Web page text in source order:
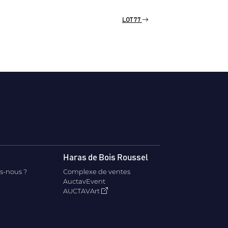
LOT 77
nous ?
Haras de Bois Roussel
Complexe de ventes
AuctavEvent
AUCTAVArt